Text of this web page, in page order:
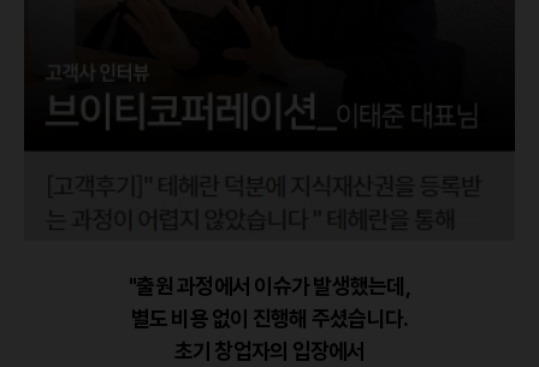
"출원 과정에서 이슈가 발생했는데,
별도 비용 없이 진행해 주셨습니다.
초기 창업자의 입장에서